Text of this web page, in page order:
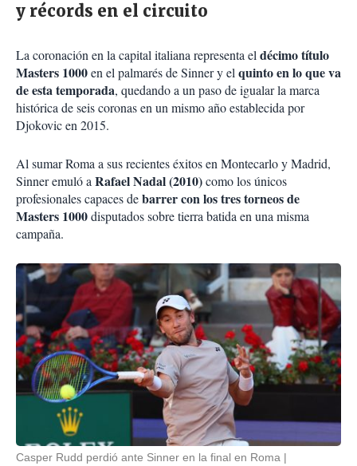
y récords en el circuito
La coronación en la capital italiana representa eldécimo título
Masters 1000en el palmarés de Sinner y elquinto en lo que va
de esta temporada, quedando a un paso de igualar la marca
histórica de seis coronas en un mismo año establecida por
Djokovic en 2015.
Al sumar Roma a sus recientes éxitos en Montecarlo y Madrid,
Sinner emuló aRafael Nadal (2010)como los únicos
profesionales capaces debarrer con los tres torneos de
Masters 1000disputados sobre tierra batida en una misma
campaña.
Casper Rudd perdió ante Sinner en la final en Roma